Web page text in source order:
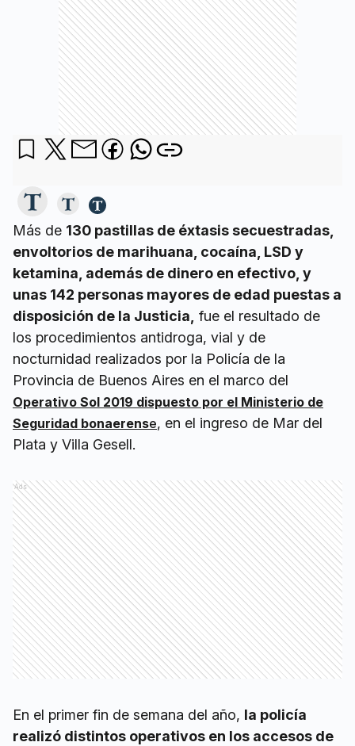
Más de 130 pastillas de éxtasis secuestradas,
envoltorios de marihuana, cocaína, LSD y
ketamina, además de dinero en efectivo, y
unas 142 personas mayores de edad puestas a
disposición de la Justicia, fue el resultado de
los procedimientos antidroga, vial y de
nocturnidad realizados por la Policía de la
Provincia de Buenos Aires en el marco del
Operativo Sol 2019 dispuesto por el Ministerio de
Seguridad bonaerense, en el ingreso de Mar del
Plata y Villa Gesell.
Ads
En el primer fin de semana del año, la policía
realizó distintos operativos en los accesos de